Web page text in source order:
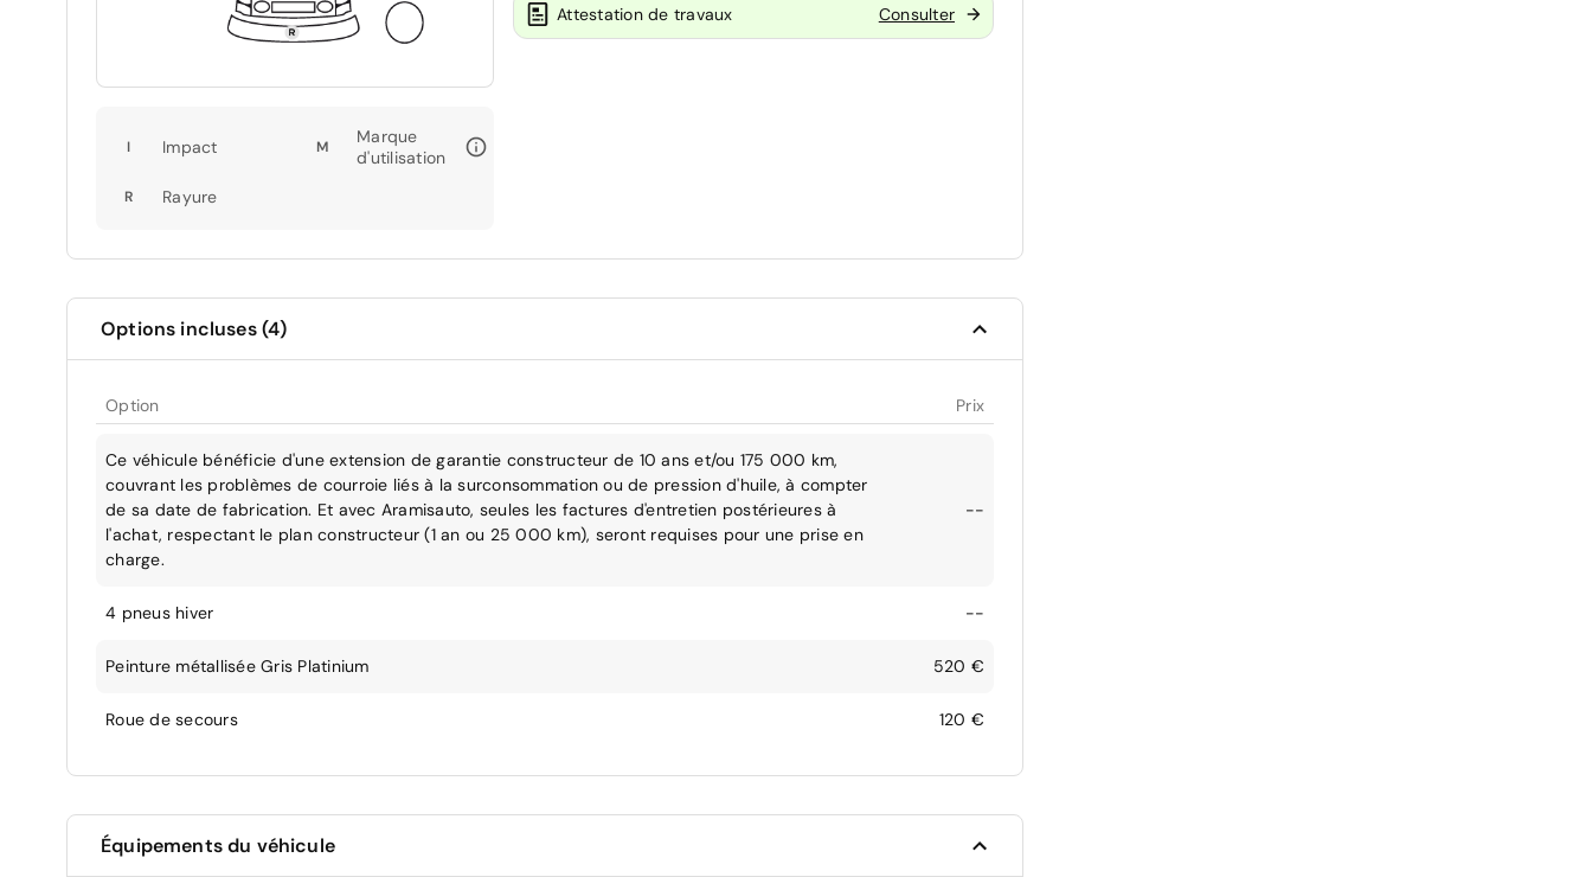
I Impact M
Marque
d'utilisation
R Rayure
Attestation de travaux Consulter
Options incluses (4)
Option Prix
Ce véhicule bénéficie d'une extension de garantie constructeur de 10 ans et/ou 175 000 km,
couvrant les problèmes de courroie liés à la surconsommation ou de pression d'huile, à compter
de sa date de fabrication. Et avec Aramisauto, seules les factures d'entretien postérieures à
l'achat, respectant le plan constructeur (1 an ou 25 000 km), seront requises pour une prise en
charge.
--
4 pneus hiver --
Peinture métallisée Gris Platinium 520 €
Roue de secours 120 €
Équipements du véhicule